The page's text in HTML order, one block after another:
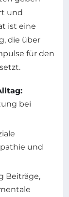
und
ist eine
die über
für den
bei
und
Beiträge,